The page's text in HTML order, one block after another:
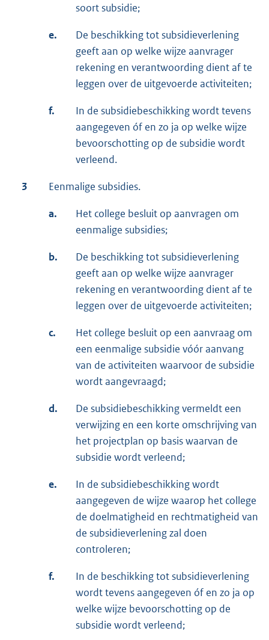
soort subsidie;
e.
De beschikking tot subsidieverlening
geeft aan op welke wijze aanvrager
rekening en verantwoording dient af te
leggen over de uitgevoerde activiteiten;
f.
In de subsidiebeschikking wordt tevens
aangegeven óf en zo ja op welke wijze
bevoorschotting op de subsidie wordt
verleend.
3 Eenmalige subsidies.
a.
Het college besluit op aanvragen om
eenmalige subsidies;
b.
De beschikking tot subsidieverlening
geeft aan op welke wijze aanvrager
rekening en verantwoording dient af te
leggen over de uitgevoerde activiteiten;
c.
Het college besluit op een aanvraag om
een eenmalige subsidie vóór aanvang
van de activiteiten waarvoor de subsidie
wordt aangevraagd;
d.
De subsidiebeschikking vermeldt een
verwijzing en een korte omschrijving van
het projectplan op basis waarvan de
subsidie wordt verleend;
e.
In de subsidiebeschikking wordt
aangegeven de wijze waarop het college
de doelmatigheid en rechtmatigheid van
de subsidieverlening zal doen
controleren;
f.
In de beschikking tot subsidieverlening
wordt tevens aangegeven óf en zo ja op
welke wijze bevoorschotting op de
subsidie wordt verleend;